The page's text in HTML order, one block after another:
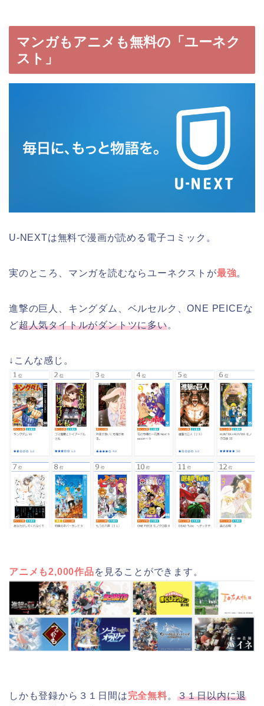
マンガもアニメも無料の「ユーネク
スト」
U-NEXTは無料で漫画が読める電子コミック。
実のところ、マンガを読むならユーネクストが最強。
進撃の巨人、キングダム、ベルセルク、ONE PEICEな
ど超人気タイトルがダントツに多い。
↓こんな感じ。
アニメも2,000作品を見ることができます。
しかも登録から３１日間は完全無料。 ３１日以内に退